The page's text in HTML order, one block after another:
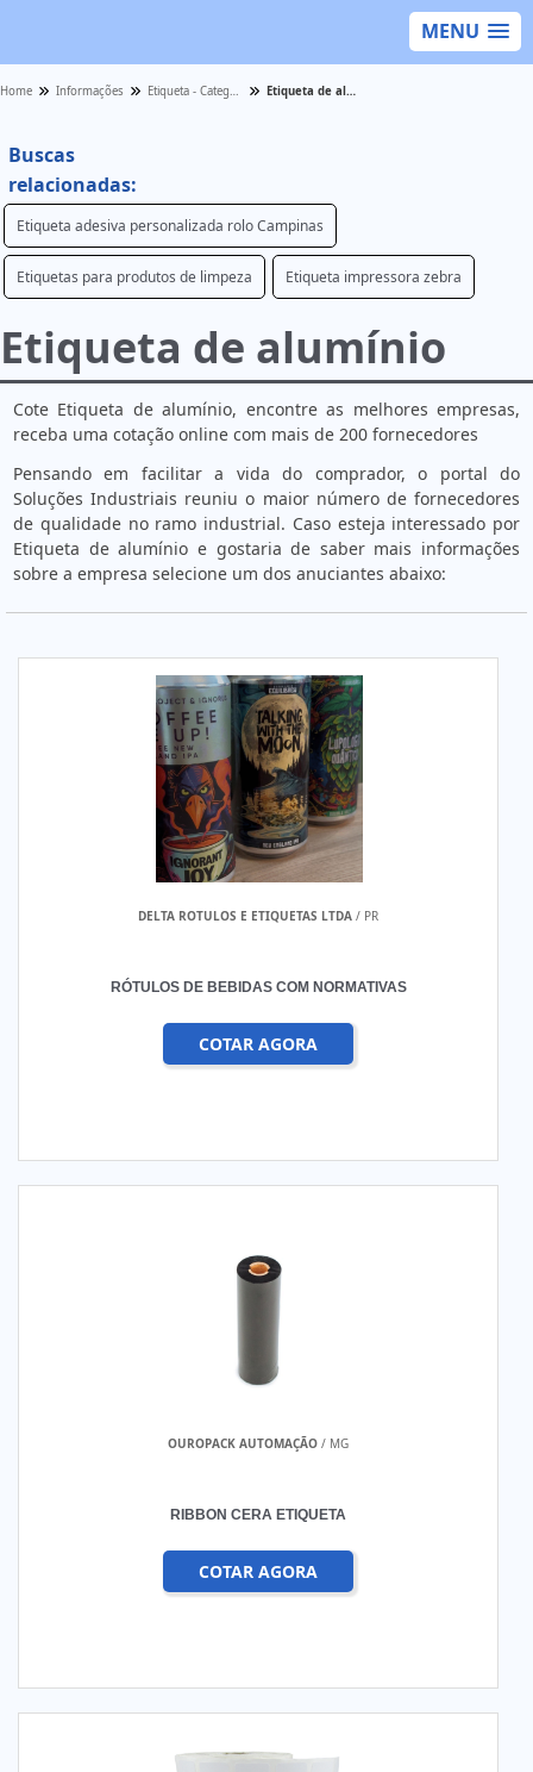
MENU
Home Informações Etiqueta - Categoria Etiqueta de alumínio
Buscas
relacionadas:
Etiqueta adesiva personalizada rolo Campinas
Etiquetas para produtos de limpeza Etiqueta impressora zebra
Etiqueta de alumínio
Cote Etiqueta de alumínio, encontre as melhores empresas,
receba uma cotação online com mais de 200 fornecedores
Pensando em facilitar a vida do comprador, o portal do
Soluções Industriais reuniu o maior número de fornecedores
de qualidade no ramo industrial. Caso esteja interessado por
Etiqueta de alumínio e gostaria de saber mais informações
sobre a empresa selecione um dos anuciantes abaixo:
DELTA ROTULOS E ETIQUETAS LTDA / PR
RÓTULOS DE BEBIDAS COM NORMATIVAS
COTAR AGORA
OUROPACK AUTOMAÇÃO / MG
RIBBON CERA ETIQUETA
COTAR AGORA